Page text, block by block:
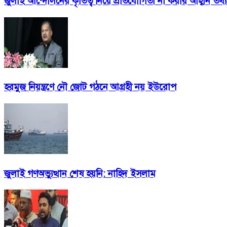
হরমুজ নিয়ন্ত্রণে নৌ জোট গঠনে আগ্রহী নয় ইউরোপ
জুলাই গণঅভ্যুত্থান শেষ হয়নি: নাহিদ ইসলাম